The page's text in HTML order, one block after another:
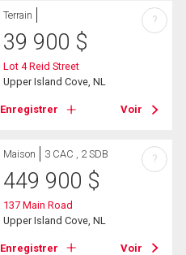
Terrain
39 900 $
Lot 4 Reid Street
Upper Island Cove, NL
Enregistrer Voir
?
Maison 3 CAC , 2 SDB
449 900 $
137 Main Road
Upper Island Cove, NL
Enregistrer Voir
?